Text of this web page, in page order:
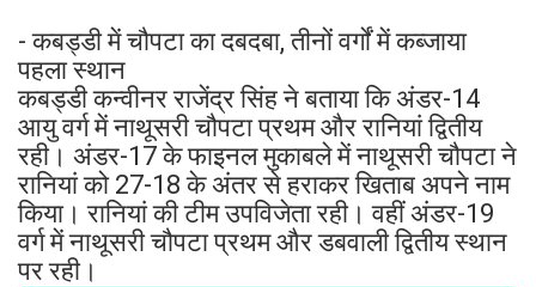
- कबड्डी में चौपटा का दबदबा, तीनों वर्गों में कब्जाया
पहला स्थान
कबड्डी कन्वीनर राजेंद्र सिंह ने बताया कि अंडर-14
आयु वर्ग में नाथूसरी चौपटा प्रथम और रानियां द्वितीय
रही। अंडर-17 के फाइनल मुकाबले में नाथूसरी चौपटा ने
रानियां को 27-18 के अंतर से हराकर खिताब अपने नाम
किया। रानियां की टीम उपविजेता रही। वहीं अंडर-19
वर्ग में नाथूसरी चौपटा प्रथम और डबवाली द्वितीय स्थान
पर रही।